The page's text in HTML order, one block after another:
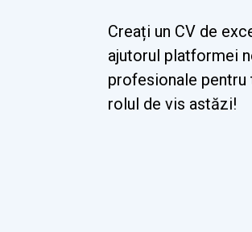
Creați un CV de
ajutorul platformei
profesionale
rolul de vis astăzi!